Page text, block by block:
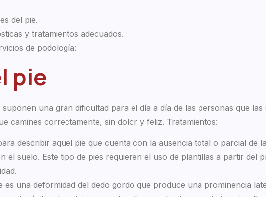
del pie.
y tratamientos adecuados.
de podología:
pie
suponen una gran dificultad para el día a día de las personas que
camines correctamente, sin dolor y feliz. Tratamientos:
describir aquel pie que cuenta con la ausencia total o parcial de
el suelo. Este tipo de pies requieren el uso de plantillas a partir del
es una deformidad del dedo gordo que produce una prominencia